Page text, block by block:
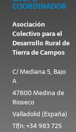
COORDINADOR
Asociación
Colectivo para el
Desarrollo Rural de
Tierra de Campos
C/ Mediana 5, Bajo
A
47800 Medina de
Rioseco
Valladolid (España)
Tlfn: +34 983 725